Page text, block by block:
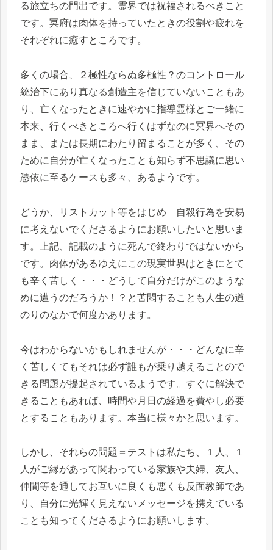
る旅立ちの門出です。霊界では祝福されるべきこと
です。冥府は肉体を持っていたときの役割や疲れを
それぞれに癒すところです。
多くの場合、２極性ならぬ多極性？のコントロール
統治下にあり真なる創造主を信じていないこともあ
り、亡くなったときに速やかに指導霊様とご一緒に
本来、行くべきところへ行くはずなのに冥界へその
まま、または長期にわたり留まることが多く、その
ために自分が亡くなったことも知らず不思議に思い
憑依に至るケースも多々、あるようです。
どうか、リストカット等をはじめ 自殺行為を安易
に考えないでくださるようにお願いしたいと思いま
す。上記、記載のように死んで終わりではないから
です。肉体があるゆえにこの現実世界はときにとて
も辛く苦しく・・・どうして自分だけがこのような
めに遭うのだろうか！？と苦悶することも人生の道
のりのなかで何度かあります。
今はわからないかもしれませんが・・・どんなに辛
く苦しくてもそれは必ず誰もが乗り越えることので
きる問題が提起されているようです。すぐに解決で
きることもあれば、時間や月日の経過を費やし必要
とすることもあります。本当に様々かと思います。
しかし、それらの問題＝テストは私たち、１人、１
人がご縁があって関わっている家族や夫婦、友人、
仲間等を通してお互いに良くも悪くも反面教師であ
り、自分に光輝く見えないメッセージを携えている
ことも知ってくださるようにお願いします。